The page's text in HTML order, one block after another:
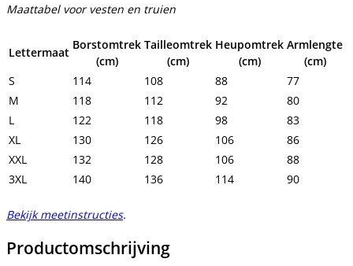
Maattabel voor vesten en truien
Lettermaat
Borstomtrek
(cm)
Tailleomtrek
(cm)
Heupomtrek
(cm)
Armlengte
(cm)
S
114 108 88
77
M
118 112 92
80
L
122 118 98
83
XL
130 126 106
86
XXL
132 128 106
88
3XL
140 136 114 90
Bekijk meetinstructies.
Productomschrijving